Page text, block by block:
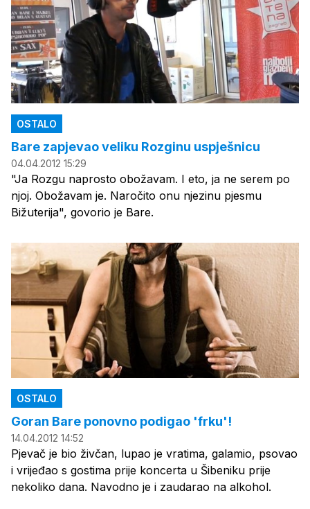
OSTALO
Bare zapjevao veliku Rozginu uspješnicu
04.04.2012 15:29
"Ja Rozgu naprosto obožavam. I eto, ja ne serem po
njoj. Obožavam je. Naročito onu njezinu pjesmu
Bižuterija", govorio je Bare.
OSTALO
Goran Bare ponovno podigao 'frku'!
14.04.2012 14:52
Pjevač je bio živčan, lupao je vratima, galamio, psovao
i vrijeđao s gostima prije koncerta u Šibeniku prije
nekoliko dana. Navodno je i zaudarao na alkohol.